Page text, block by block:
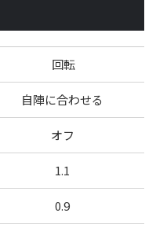
回転
自陣に合わせる
オフ
1.1
0.9